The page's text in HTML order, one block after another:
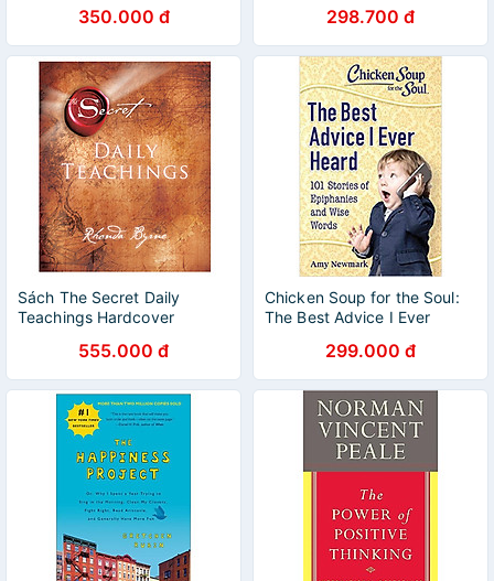
Nonfiction350.000 đ 298.700 đ
Sách The Secret Daily
Teachings Hardcover
555.000 đ
Chicken Soup for the Soul:
The Best Advice I Ever
Epiphanies and Wise Words
299.000 đ